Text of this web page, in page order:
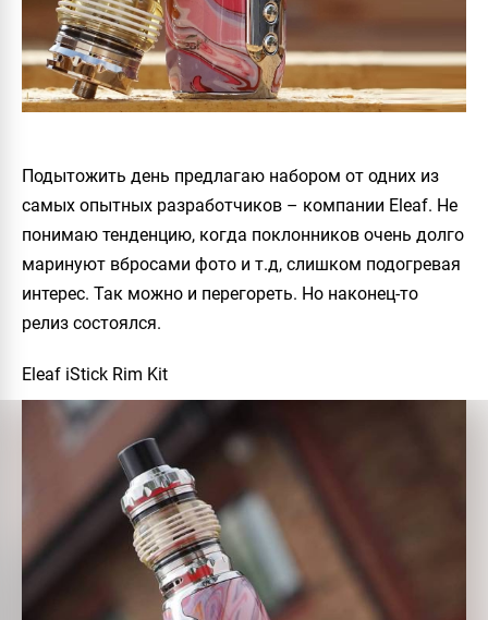
Подытожить день предлагаю набором от одних из
самых опытных разработчиков – компании Eleaf. Не
понимаю тенденцию, когда поклонников очень долго
маринуют вбросами фото и т.д, слишком подогревая
интерес. Так можно и перегореть. Но наконец-то
релиз состоялся.
Eleaf iStick Rim Kit